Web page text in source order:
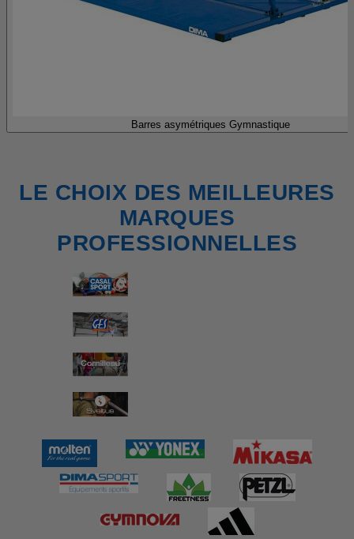
Barres asymétriques Gymnastique
LE CHOIX DES MEILLEURES
MARQUES
PROFESSIONNELLES